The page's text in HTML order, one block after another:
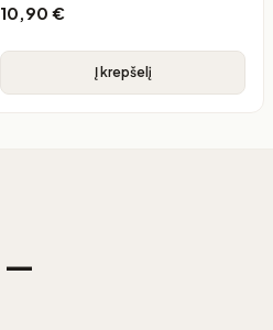
10,90 €
Į krepšelį
—